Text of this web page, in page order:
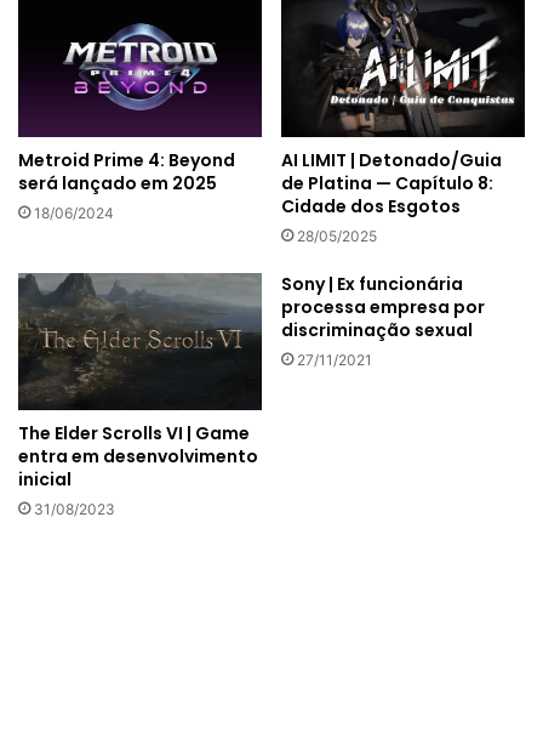
Metroid Prime 4: Beyond
será lançado em 2025
18/06/2024
AI LIMIT | Detonado/Guia
de Platina — Capítulo 8:
Cidade dos Esgotos
28/05/2025
The Elder Scrolls VI | Game
entra em desenvolvimento
inicial
31/08/2023
Sony | Ex funcionária
processa empresa por
discriminação sexual
27/11/2021